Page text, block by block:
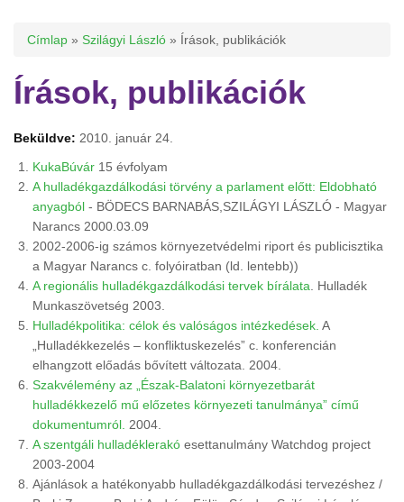
Jelenlegi hely
Címlap » Szilágyi László » Írások, publikációk
Írások, publikációk
Beküldve: 2010. január 24.
KukaBúvár 15 évfolyam
A hulladékgazdálkodási törvény a parlament előtt: Eldobható
anyagból - BÖDECS BARNABÁS,SZILÁGYI LÁSZLÓ - Magyar
Narancs 2000.03.09
2002-2006-ig számos környezetvédelmi riport és publicisztika
a Magyar Narancs c. folyóiratban (ld. lentebb))
A regionális hulladékgazdálkodási tervek bírálata . Hulladék
Munkaszövetség 2003.
Hulladékpolitika: célok és valóságos intézkedések. A
„Hulladékkezelés – konfliktuskezelés” c. konferencián
elhangzott előadás bővített változata. 2004.
Szakvélemény az „Észak-Balatoni környezetbarát
hulladékkezelő mű előzetes környezeti tanulmánya” című
dokumentumról. 2004.
A szentgáli hulladéklerakó esettanulmány Watchdog project
2003-2004
Ajánlások a hatékonyabb hulladékgazdálkodási tervezéshez /